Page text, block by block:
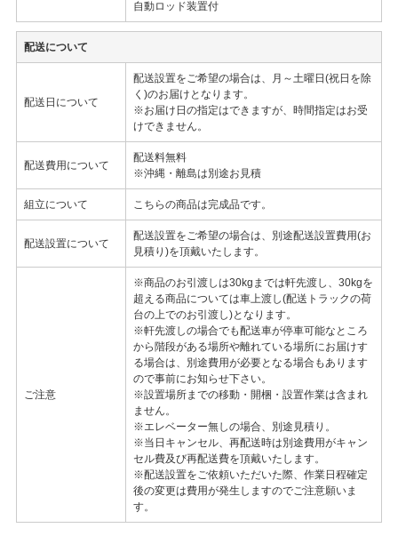
自動ロッド装置付
配送について
配送日について
配送設置をご希望の場合は、月～土曜日(祝日を除
く)のお届けとなります。
※お届け日の指定はできますが、時間指定はお受
けできません。
配送費用について
配送料無料
※沖縄・離島は別途お見積
組立について こちらの商品は完成品です。
配送設置について
配送設置をご希望の場合は、別途配送設置費用(お
見積り)を頂戴いたします。
ご注意
※商品のお引渡しは30kgまでは軒先渡し、30kgを
超える商品については車上渡し(配送トラックの荷
台の上でのお引渡し)となります。
※軒先渡しの場合でも配送車が停車可能なところ
から階段がある場所や離れている場所にお届けす
る場合は、別途費用が必要となる場合もあります
ので事前にお知らせ下さい。
※設置場所までの移動・開梱・設置作業は含まれ
ません。
※エレベーター無しの場合、別途見積り。
※当日キャンセル、再配送時は別途費用がキャン
セル費及び再配送費を頂戴いたします。
※配送設置をご依頼いただいた際、作業日程確定
後の変更は費用が発生しますのでご注意願いま
す。